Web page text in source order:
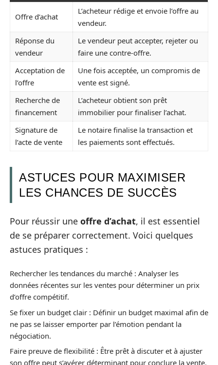
Offre d’achat
L’acheteur rédige et envoie l’offre au
vendeur.
Réponse du
vendeur
Le vendeur peut accepter, rejeter ou
faire une contre-offre.
Acceptation de
l’offre
Une fois acceptée, un compromis de
vente est signé.
Recherche de
financement
L’acheteur obtient son prêt
immobilier pour finaliser l’achat.
Signature de
l’acte de vente
Le notaire finalise la transaction et
les paiements sont effectués.
ASTUCES POUR MAXIMISER
LES CHANCES DE SUCCÈS
Pour réussir une offre d’achat, il est essentiel
de se préparer correctement. Voici quelques
astuces pratiques :
Rechercher les tendances du marché : Analyser les
données récentes sur les ventes pour déterminer un prix
d’offre compétitif.
Se fixer un budget clair : Définir un budget maximal afin de
ne pas se laisser emporter par l’émotion pendant la
négociation.
Faire preuve de flexibilité : Être prêt à discuter et à ajuster
son offre peut s’avérer déterminant pour conclure la vente.